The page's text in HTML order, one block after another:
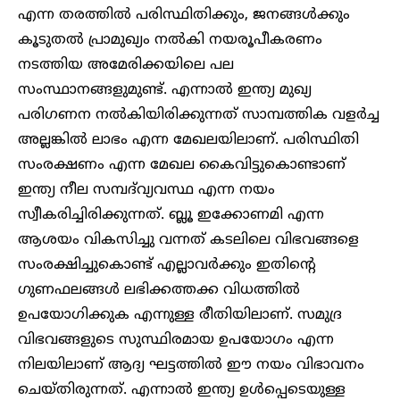
എന്ന തരത്തിൽ പരിസ്ഥിതിക്കും, ജനങ്ങൾക്കും
കൂടുതൽ പ്രാമുഖ്യം നൽകി നയരൂപീകരണം
നടത്തിയ അമേരിക്കയിലെ പല
സംസ്ഥാനങ്ങളുമുണ്ട്. എന്നാൽ ഇന്ത്യ മുഖ്യ
പരിഗണന നൽകിയിരിക്കുന്നത് സാമ്പത്തിക വളർച്ച
അല്ലങ്കിൽ ലാഭം എന്ന മേഖലയിലാണ്. പരിസ്ഥിതി
സംരക്ഷണം എന്ന മേഖല കൈവിട്ടുകൊണ്ടാണ്
ഇന്ത്യ നീല സമ്പദ്‌വ്യവസ്ഥ എന്ന നയം
സ്വീകരിച്ചിരിക്കുന്നത്. ബ്ലൂ ഇക്കോണമി എന്ന
ആശയം വികസിച്ചു വന്നത് കടലിലെ വിഭവങ്ങളെ
സംരക്ഷിച്ചുകൊണ്ട് എല്ലാവർക്കും ഇതിന്റെ
ഗുണഫലങ്ങൾ ലഭിക്കത്തക്ക വിധത്തിൽ
ഉപയോഗിക്കുക എന്നുള്ള രീതിയിലാണ്. സമുദ്ര
വിഭവങ്ങളുടെ സുസ്ഥിരമായ ഉപയോഗം എന്ന
നിലയിലാണ് ആദ്യ ഘട്ടത്തിൽ ഈ നയം വിഭാവനം
ചെയ്തിരുന്നത്. എന്നാൽ ഇന്ത്യ ഉൾപ്പെടെയുള്ള